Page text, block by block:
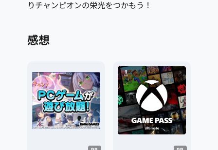
りチャンピオンの栄光をつかもう！
感想